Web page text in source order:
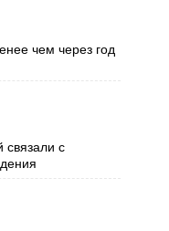
чем через год
связали с